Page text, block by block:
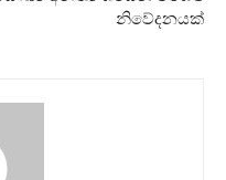
නිවේදනයක්